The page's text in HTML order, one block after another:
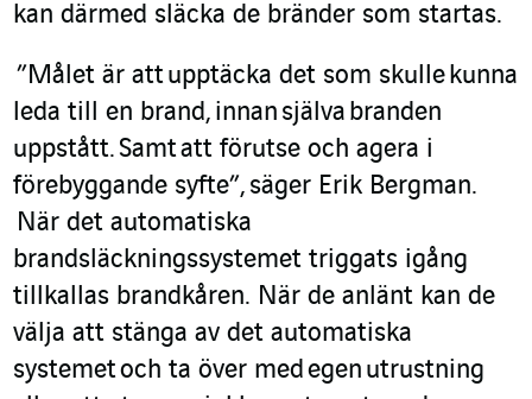
kan därmed släcka de bränder som startas.
”Målet är attupptäcka det som skullekunna
leda till en brand, innan själva branden
uppstått. Samtatt förutse och agera i
förebyggande syfte”, säger Erik Bergman.
När det automatiska
brandsläckningssystemet triggats igång
tillkallas brandkåren. När de anlänt kan de
välja att stänga av det automatiska
systemetoch ta över medegen utrustning